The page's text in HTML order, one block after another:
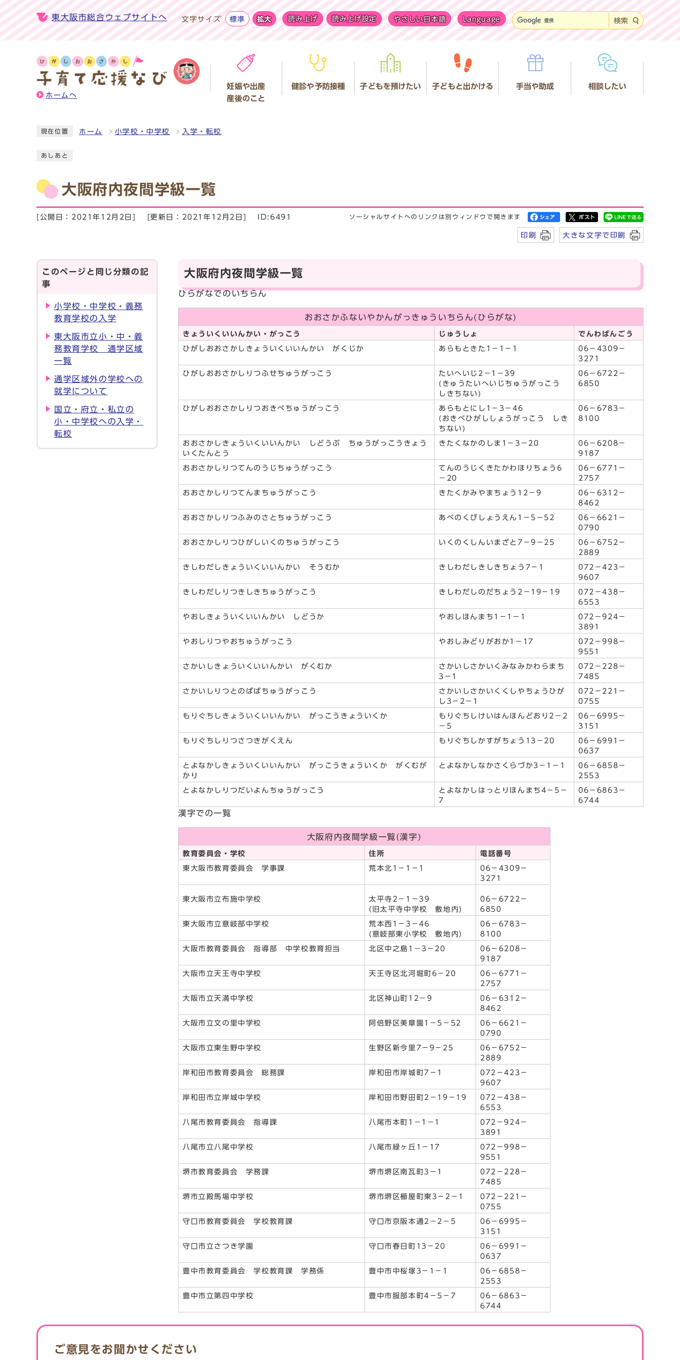
東大阪市総合ウェブサイトへ 文字サイズ 標準 拡大 読み上げ 読み上げ設定 やさしい日本語 Language 検索
ホームへ
妊娠や出産
産後のこと
健診や予防接種 子どもを預けたい 子どもと出かける 手当や助成 相談したい
現在位置 ホーム 小学校・中学校 入学・転校
あしあと
大阪府内夜間学級一覧
[公開日：2021年12月2日] [更新日：2021年12月2日] ID:6491 ソーシャルサイトへのリンクは別ウィンドウで開きます
印刷 大きな文字で印刷
大阪府内夜間学級一覧
ひらがなでのいちらん
おおさかふないやかんがっきゅういちらん(ひらがな)
きょういくいいんかい・がっこう じゅうしょ でんわばんごう
ひがしおおさかしきょういくいいんかい がくじか あらもときた1－1－1
06－4309－
3271
ひがしおおさかしりつふせちゅうがっこう
たいへいじ2－1－39
(きゅうたいへいじちゅうがっこう
しきちない)
06－6722－
6850
ひがしおおさかしりつおきべちゅうがっこう
あらもとにし1－3－46
(おきべひがししょうがっこう しき
ちない)
06－6783－
8100
おおさかしきょういくいいんかい しどうぶ ちゅうがっこうきょう
いくたんとう
きたくなかのしま1－3－20
06－6208－
9187
おおさかしりつてんのうじちゅうがっこう
てんのうじくきたかわほりちょう6
－20
06－6771－
2757
おおさかしりつてんまちゅうがっこう きたくかみやまちょう12－9
06－6312－
8462
おおさかしりつふみのさとちゅうがっこう あべのくびしょうえん1－5－52
06－6621－
0790
おおさかしりつひがしいくのちゅうがっこう いくのくしんいまざと7－9－25
06－6752－
2889
きしわだしきょういくいいんかい そうむか きしわだしきしきちょう7－1
072－423－
9607
きしわだしりつきしきちゅうがっこう きしわだしのだちょう2－19－19
072－438－
6553
やおしきょういくいいんかい しどうか やおしほんまち1－1－1
072－924－
3891
やおしりつやおちゅうがっこう やおしみどりがおか1－17
072－998－
9551
さかいしきょういくいいんかい がくむか
さかいしさかいくみなみかわらまち
3－1
072－228－
7485
さかいしりつとのばばちゅうがっこう
さかいしさかいくくしやちょうひが
し3－2－1
072－221－
0755
もりぐちしきょういくいいんかい がっこうきょういくか
もりぐちしけいはんほんどおり2－2
－5
06－6995－
3151
もりぐちしりつさつきがくえん もりぐちしかすがちょう13－20
06－6991－
0637
とよなかしきょういくいいんかい がっこうきょういくか がくむが
かり
とよなかしなかさくらづか3－1－1
06－6858－
2553
とよなかしりつだいよんちゅうがっこう
とよなかしはっとりほんまち4－5－
7
06－6863－
6744
漢字での一覧
大阪府内夜間学級一覧(漢字)
教育委員会・学校 住所 電話番号
東大阪市教育委員会 学事課 荒本北1－1－1
06－4309－
3271
東大阪市立布施中学校
太平寺2－1－39
(旧太平寺中学校 敷地内)
06－6722－
6850
東大阪市立意岐部中学校
荒本西1－3－46
(意岐部東小学校 敷地内)
06－6783－
8100
大阪市教育委員会 指導部 中学校教育担当 北区中之島1－3－20
06－6208－
9187
大阪市立天王寺中学校 天王寺区北河堀町6－20
06－6771－
2757
大阪市立天満中学校 北区神山町12－9
06－6312－
8462
大阪市立文の里中学校 阿倍野区美章園1－5－52
06－6621－
0790
大阪市立東生野中学校 生野区新今里7－9－25
06－6752－
2889
岸和田市教育委員会 総務課 岸和田市岸城町7－1
072－423－
9607
岸和田市立岸城中学校 岸和田市野田町2－19－19
072－438－
6553
八尾市教育委員会 指導課 八尾市本町1－1－1
072－924－
3891
八尾市立八尾中学校 八尾市緑ヶ丘1－17
072－998－
9551
堺市教育委員会 学務課 堺市堺区南瓦町3－1
072－228－
7485
堺市立殿馬場中学校 堺市堺区櫛屋町東3－2－1
072－221－
0755
守口市教育委員会 学校教育課 守口市京阪本通2－2－5
06－6995－
3151
守口市立さつき学園 守口市春日町13－20
06－6991－
0637
豊中市教育委員会 学校教育課 学務係 豊中市中桜塚3－1－1
06－6858－
2553
豊中市立第四中学校 豊中市服部本町4－5－7
06－6863－
6744
このページと同じ分類の記
事
小学校・中学校・義務
教育学校の入学
東大阪市立小・中・義
務教育学校 通学区域
一覧
通学区域外の学校への
就学について
国立・府立・私立の
小・中学校への入学・
転校
ご意見をお聞かせください